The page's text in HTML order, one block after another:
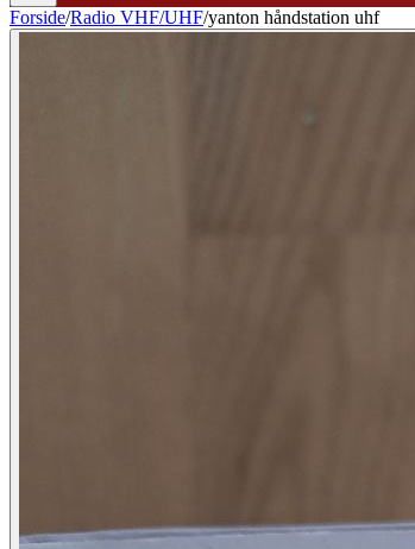
Forside/Radio VHF/UHF/yanton håndstation uhf